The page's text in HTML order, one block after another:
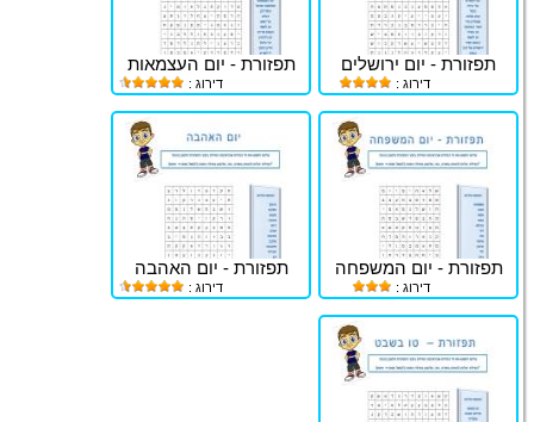
תפזורת - יום ירושלים
דירוג :
תפזורת - יום העצמאות
דירוג :
תפזורת - יום המשפחה
דירוג :
תפזורת - יום האהבה
דירוג :